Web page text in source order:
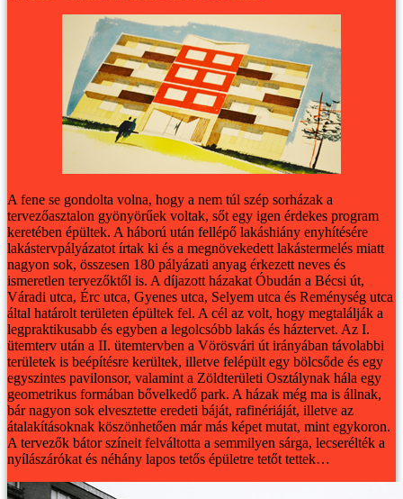
A fene se gondolta volna, hogy a nem túl szép sorházak a
tervezőasztalon gyönyörűek voltak, sőt egy igen érdekes program
keretében épültek. A háború után fellépő lakáshiány enyhítésére
lakástervpályázatot írtak ki és a megnövekedett lakástermelés miatt
nagyon sok, összesen 180 pályázati anyag érkezett neves és
ismeretlen tervezőktől is. A díjazott házakat Óbudán a Bécsi út,
Váradi utca, Érc utca, Gyenes utca, Selyem utca és Reménység utca
által határolt területen épültek fel. A cél az volt, hogy megtalálják a
legpraktikusabb és egyben a legolcsóbb lakás és háztervet. Az I.
ütemterv után a II. ütemtervben a Vörösvári út irányában távolabbi
területek is beépítésre kerültek, illetve felépült egy bölcsőde és egy
egyszintes pavilonsor, valamint a Zöldterületi Osztálynak hála egy
geometrikus formában bővelkedő park. A házak még ma is állnak,
bár nagyon sok elvesztette eredeti báját, rafinériáját, illetve az
átalakításoknak köszönhetően már más képet mutat, mint egykoron.
A tervezők bátor színeit felváltotta a semmilyen sárga, lecserélték a
nyílászárókat és néhány lapos tetős épületre tetőt tettek…